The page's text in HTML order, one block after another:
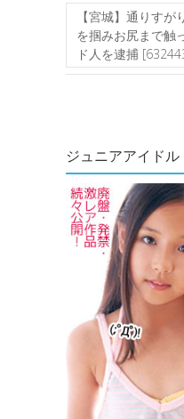
【宮城】通りす
を掴みお尻まで触
ド人を逮捕
ジュニアアイドル